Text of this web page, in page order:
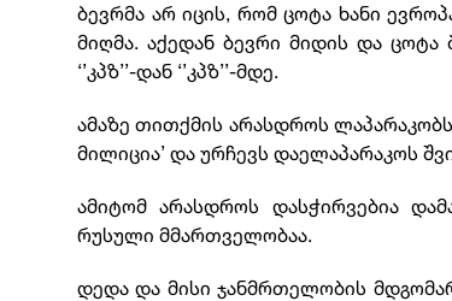
ბევრმა არ იცის, რომ ცოტა ხანი
მიღმა. აქედან ბევრი მიდის და
‘’კპზ’’-დან ‘’კპზ’’-მდე.
ამაზე თითქმის არასდროს
მილიცია’ და ურჩევს დაელაპარაკოს
ამიტომ არასდროს დასჭირვებია
რუსული მმართველობაა.
დედა და მისი ჯანმრთელობის